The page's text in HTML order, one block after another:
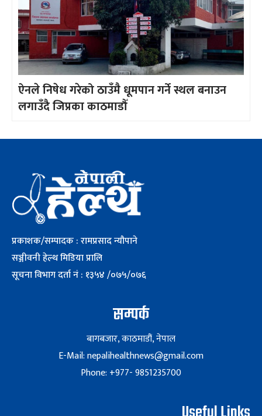
ऐनले निषेध गरेको ठाउँमै धूमपान गर्ने स्थल बनाउन
लगाउँदै जिप्रका काठमाडौँ
प्रकाशक/सम्पादक : रामप्रसाद न्यौपाने
सञ्जीवनी हेल्थ मिडिया प्रालि
सूचना विभाग दर्ता नं : १३५४ /०७५/०७६
सम्पर्क
बागबजार, काठमाडौं, नेपाल
E-Mail: nepalihealthnews@gmail.com
Phone: +977- 9851235700